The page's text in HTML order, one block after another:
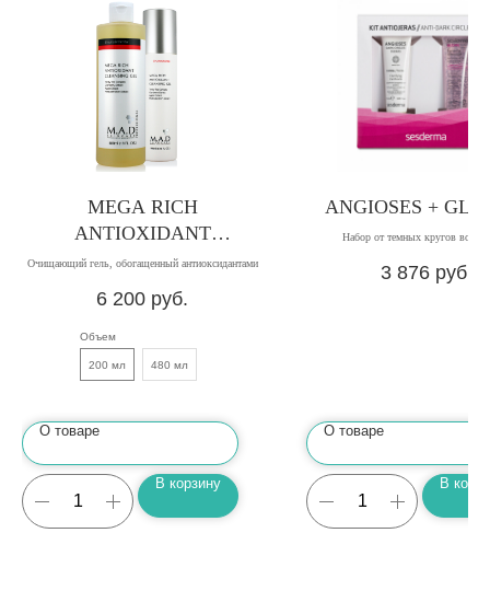
MEGA RICH
ANTIOXIDANT
CLEANSING GEL
Очищающий гель, обогащенный антиоксидантами
6 200 руб.
Объем
200 мл 480 мл
О товаре
В корзину
ANGIOSES +
Набор от темных кругов вокруг
3 876 руб.
О товаре
В